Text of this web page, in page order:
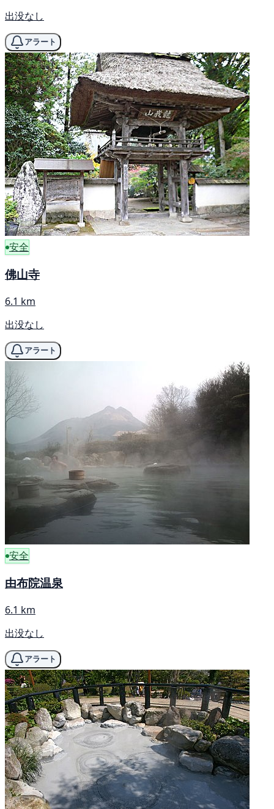
出没なし
アラート
安全
佛山寺
6.1 km
出没なし
アラート
安全
由布院温泉
6.1 km
出没なし
アラート